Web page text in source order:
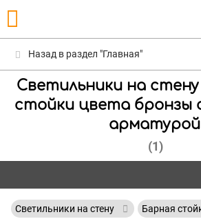
Назад в раздел "Главная"
Светильники на
стойки цвета бронзы
арматурой
(1)
Светильники на стену Барная